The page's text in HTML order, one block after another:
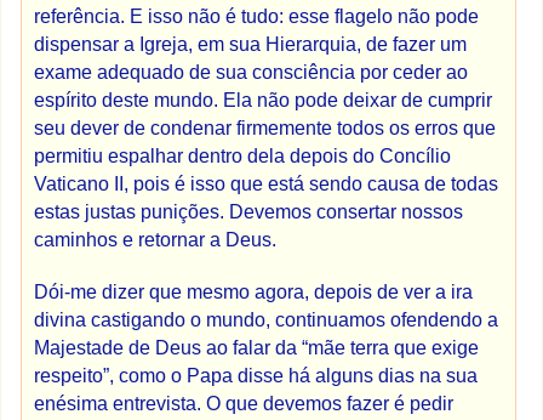
referência. E isso não é tudo: esse flagelo não pode
dispensar a Igreja, em sua Hierarquia, de fazer um
exame adequado de sua consciência por ceder ao
espírito deste mundo. Ela não pode deixar de cumprir
seu dever de condenar firmemente todos os erros que
permitiu espalhar dentro dela depois do Concílio
Vaticano II, pois é isso que está sendo causa de todas
estas justas punições. Devemos consertar nossos
caminhos e retornar a Deus.
Dói-me dizer que mesmo agora, depois de ver a ira
divina castigando o mundo, continuamos ofendendo a
Majestade de Deus ao falar da “mãe terra que exige
respeito”, como o Papa disse há alguns dias na sua
enésima entrevista. O que devemos fazer é pedir